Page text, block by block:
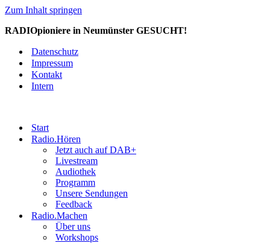
Zum Inhalt springen
RADIOpioniere in Neumünster GESUCHT!
Datenschutz
Impressum
Kontakt
Intern
Start
Radio.Hören
Jetzt auch auf DAB+
Livestream
Audiothek
Programm
Unsere Sendungen
Feedback
Radio.Machen
Über uns
Workshops